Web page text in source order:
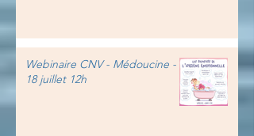
Webinaire CNV - Médoucine -
18 juillet 12h